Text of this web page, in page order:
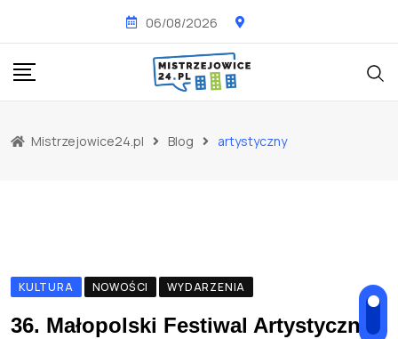
content
06/08/2026
Mistrzejowice24.pl Blog artystyczny
KULTURA NOWOŚCI WYDARZENIA
36. Małopolski Festiwal Artystyczny